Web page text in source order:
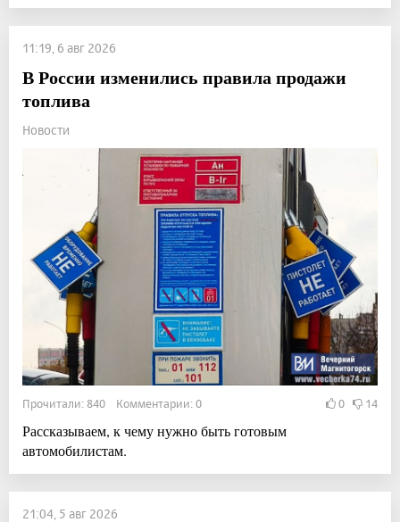
11:19, 6 авг 2026
В России изменились правила продажи
топлива
Новости
Прочитали: 840 Комментарии: 0 0 14
Рассказываем, к чему нужно быть готовым
автомобилистам.
21:04, 5 авг 2026